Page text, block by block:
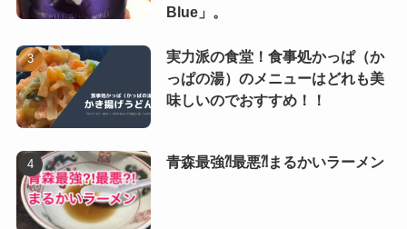
Blue」。
実力派の食堂！食事処かっぱ（か
っぱの湯）のメニューはどれも美
味しいのでおすすめ！！
青森最強⁈最悪⁈まるかいラーメン